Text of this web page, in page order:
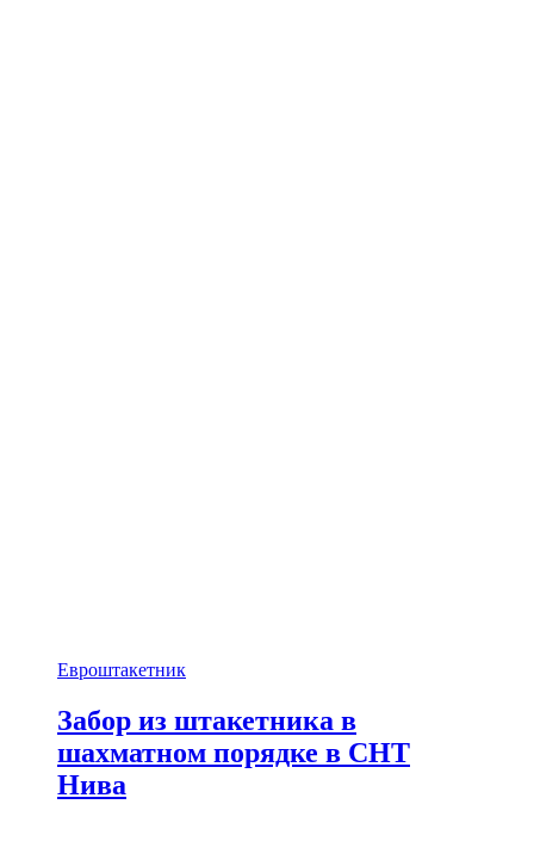
Евроштакетник
Забор из штакетника в
шахматном порядке в СНТ
Нива